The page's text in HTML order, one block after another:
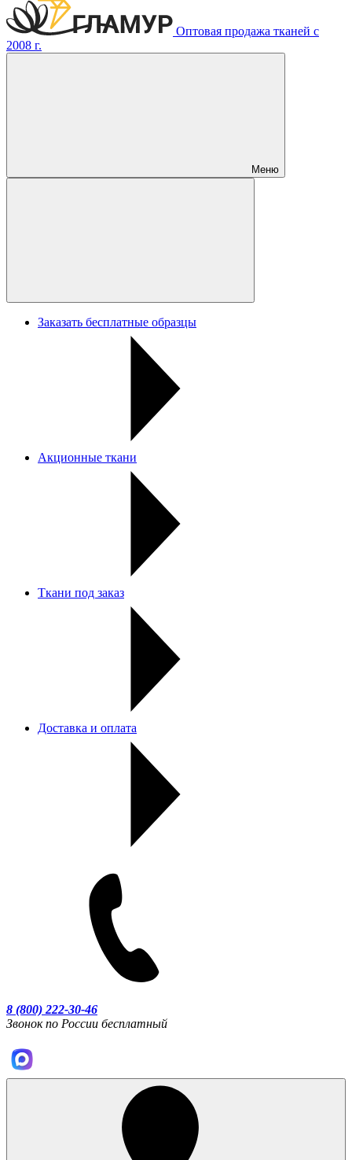
Оптовая продажа тканей с
2008 г.
Меню
Заказать бесплатные образцы
Акционные ткани
Ткани под заказ
Доставка и оплата
8 (800) 222-30-46
Звонок по России бесплатный